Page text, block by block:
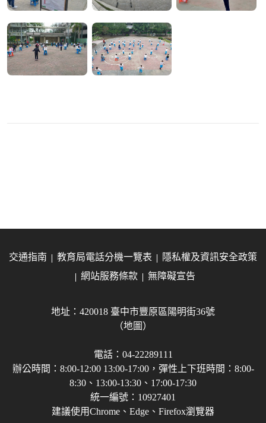
交通指南 教育局電話分機一覽表
隱私權及資訊安全政策
網站服務條款
無障礙宣告
地址：420018 臺中市豐原區陽明街36號
（地圖）
電話：04-22289111
辦公時間：8:00-12:00 13:00-17:00，彈性上下班時間：8:00-
8:30、13:00-13:30、17:00-17:30
統一編號：10927401
建議使用Chrome、Edge、Firefox瀏覽器